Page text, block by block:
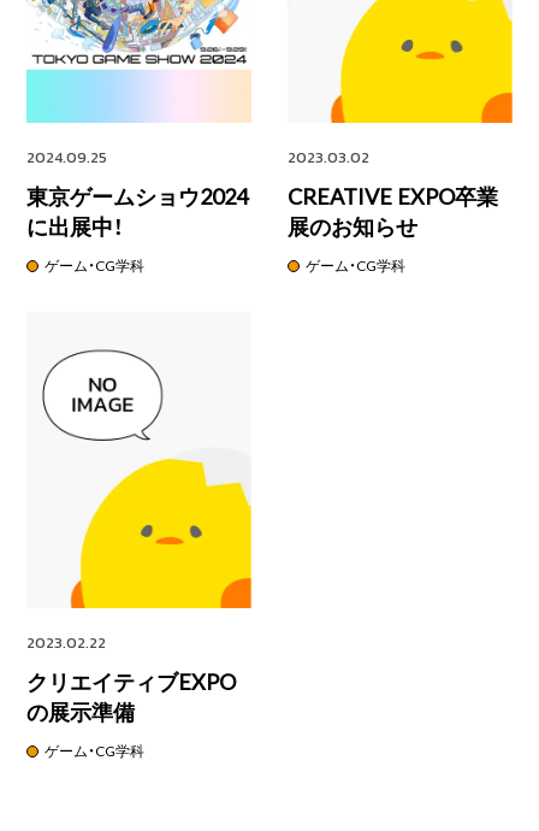
2024.09.25
東京ゲームショウ2024
に出展中！
ゲーム・CG学科
2023.03.02
CREATIVE EXPO卒業
展のお知らせ
ゲーム・CG学科
2023.02.22
クリエイティブEXPO
の展示準備
ゲーム・CG学科